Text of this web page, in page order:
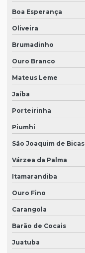
Boa Esperança
Oliveira
Brumadinho
Ouro Branco
Mateus Leme
Jaíba
Porteirinha
Piumhi
São Joaquim de Bicas
Várzea da Palma
Itamarandiba
Ouro Fino
Carangola
Barão de Cocais
Juatuba